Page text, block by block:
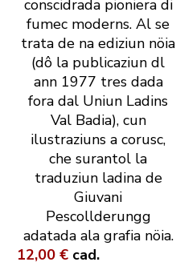
conscidrada pioniera di
fumec moderns. Al se
trata de na ediziun nöia
(dô la publicaziun dl
ann 1977 tres dada
fora dal Uniun Ladins
Val Badia), cun
ilustraziuns a corusc,
che surantol la
traduziun ladina de
Giuvani
Pescollderungg
adatada ala grafia nöia.
12,00 € cad.